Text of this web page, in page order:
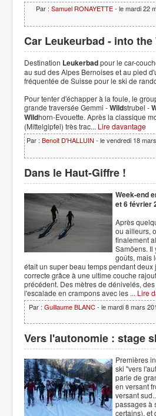
Par : Samuel RONAYETTE- le mardi 22
Car Leukeurbad - into the
Destination Leukerbadpour le car-
au sud des Alpes Bernoises et au pied
fréquentée de Suisse pour le ski de
Pour tenter d'échapper à la foule, le
grande traversée Gemmi -Wildstrubel -
Wildhorn-Evouette. Après la classique
(Mittelgipfel) très trac... Lire davantage
Par : Benoit D'HALLUIN - le vendredi 18
Dans le Haut-Giffre !
Week-end
et 6 février
Après
ou ailleurs,
finalement
Samöens. Il
goûts, mais
était un super beau temps pendant
correcte grâce à une ultime couche
précédent. Des mètres de dénivelés,
l'escalade en crampons avec les ... Lire
Par : Guillaume BLANC- le mardi 8 mars
Vers l'autonomie : stage
Premières
ski "vers
parle de
en versant
versant
passages à
certains), et